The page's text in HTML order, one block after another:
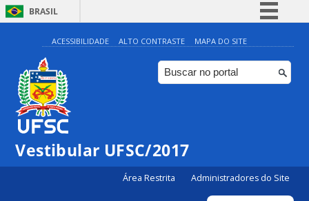
BRASIL
Simplifique!
Comunica BR
Participe
ACESSIBILIDADE ALTO CONTRASTE MAPA DO SITE
Vestibular UFSC/2017
Área Restrita Administradores do Site